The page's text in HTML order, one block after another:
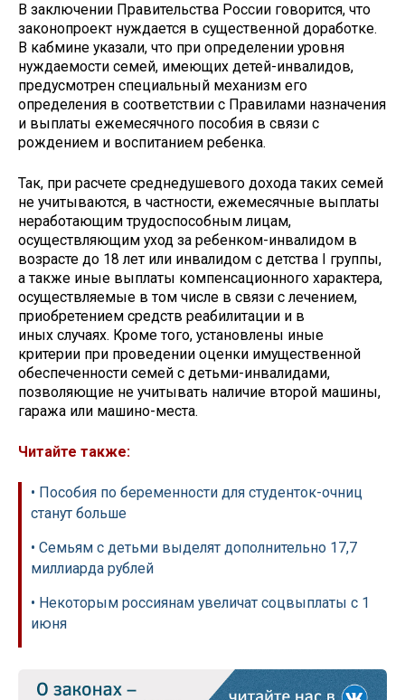
В заключении Правительства России говорится, что
законопроект нуждается в существенной доработке.
В кабмине указали, что при определении уровня
нуждаемости семей, имеющих детей-инвалидов,
предусмотрен специальный механизм его
определения в соответствии с Правилами назначения
и выплаты ежемесячного пособия в связи с
рождением и воспитанием ребенка.
Так, при расчете среднедушевого дохода таких семей
не учитываются, в частности, ежемесячные выплаты
неработающим трудоспособным лицам,
осуществляющим уход за ребенком-инвалидом в
возрасте до 18 лет или инвалидом с детства I группы,
а также иные выплаты компенсационного характера,
осуществляемые в том числе в связи с лечением,
приобретением средств реабилитации и в
иных случаях. Кроме того, установлены иные
критерии при проведении оценки имущественной
обеспеченности семей с детьми-инвалидами,
позволяющие не учитывать наличие второй машины,
гаража или машино-места.
Читайте также:
• Пособия по беременности для студенток-очниц
станут больше
• Семьям с детьми выделят дополнительно 17,7
миллиарда рублей
• Некоторым россиянам увеличат соцвыплаты с 1
июня